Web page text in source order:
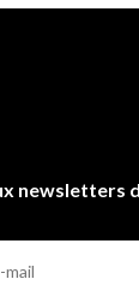
newsletters